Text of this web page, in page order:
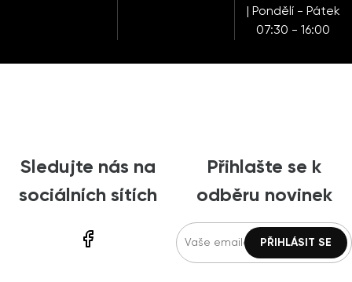
| Pondělí - Pátek
07:30 - 16:00
Sledujte nás na
sociálních sítích
Přihlašte se k
odběru novinek